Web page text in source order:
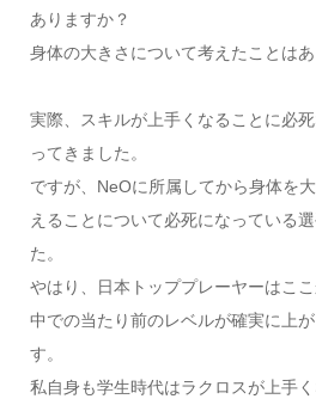
ありますか？
身体の大きさについて考えたことは
実際、スキルが上手くなることに必
ってきました。
ですが、NeOに所属してから身体を
えることについて必死になっている
た。
やはり、日本トッププレーヤーはこ
中での当たり前のレベルが確実に上
す。
私自身も学生時代はラクロスが上手